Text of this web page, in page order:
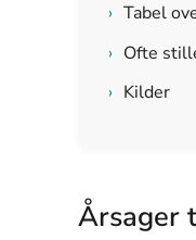
› Tabel
› Ofte
› Kilder
Årsager